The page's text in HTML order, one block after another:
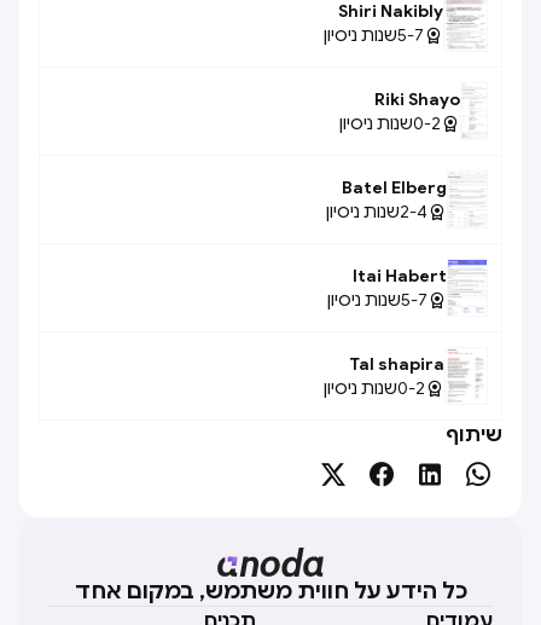
Shiri Nakibly

5-7שנות ניסיון
Riki Shayo

0-2שנות ניסיון
Batel Elberg

2-4שנות ניסיון
Itai Habert

5-7שנות ניסיון
Tal shapira

0-2שנות ניסיון
שיתוף




כל הידע על חווית משתמש, במקום אחד